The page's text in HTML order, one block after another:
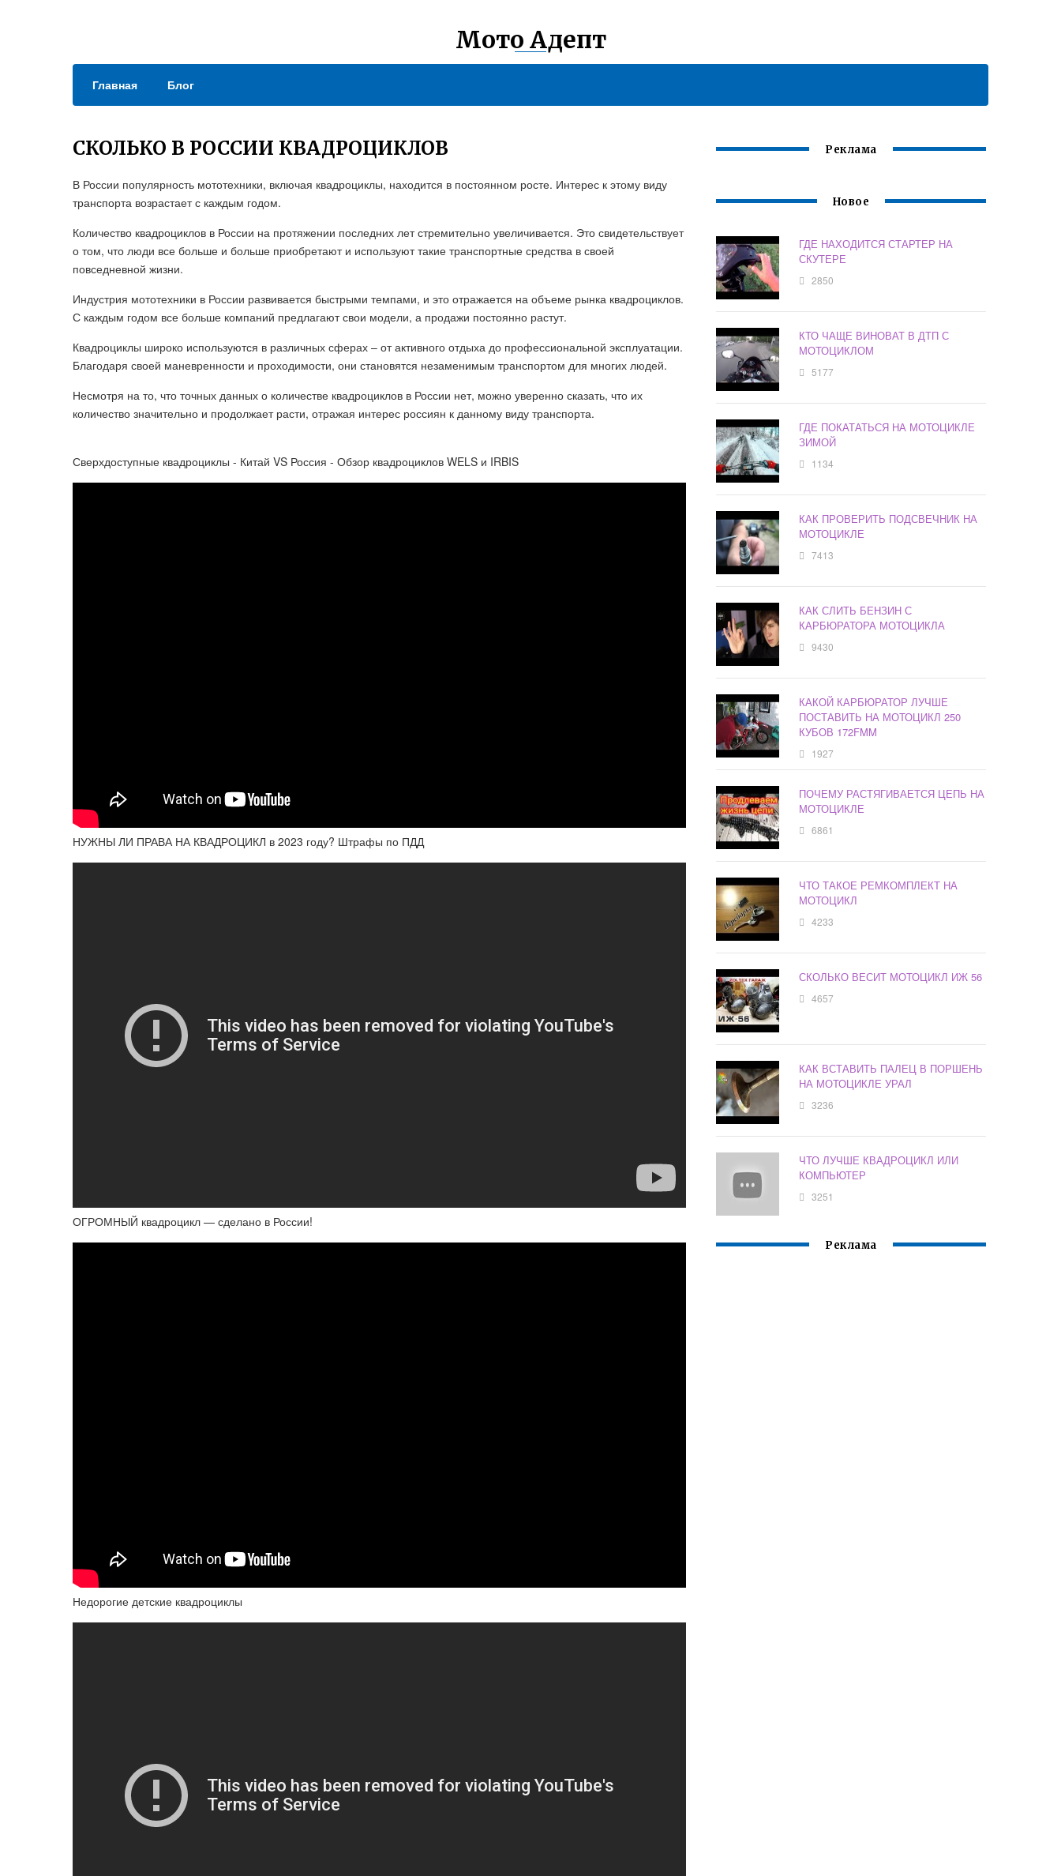
Мото Адепт
Главная Блог
СКОЛЬКО В РОССИИ КВАДРОЦИКЛОВ
В России популярность мототехники, включая квадроциклы, находится в постоянном росте. Интерес к этому виду
транспорта возрастает с каждым годом.
Количество квадроциклов в России на протяжении последних лет стремительно увеличивается. Это свидетельствует
о том, что люди все больше и больше приобретают и используют такие транспортные средства в своей
повседневной жизни.
Индустрия мототехники в России развивается быстрыми темпами, и это отражается на объеме рынка квадроциклов.
С каждым годом все больше компаний предлагают свои модели, а продажи постоянно растут.
Квадроциклы широко используются в различных сферах – от активного отдыха до профессиональной эксплуатации.
Благодаря своей маневренности и проходимости, они становятся незаменимым транспортом для многих людей.
Несмотря на то, что точных данных о количестве квадроциклов в России нет, можно уверенно сказать, что их
количество значительно и продолжает расти, отражая интерес россиян к данному виду транспорта.
Сверхдоступные квадроциклы - Китай VS Россия - Обзор квадроциклов WELS и IRBIS
НУЖНЫ ЛИ ПРАВА НА КВАДРОЦИКЛ в 2023 году? Штрафы по ПДД
ОГРОМНЫЙ квадроцикл — сделано в России!
Недорогие детские квадроциклы
Реклама
Новое
ГДЕ НАХОДИТСЯ СТАРТЕР НА
СКУТЕРЕ
2850
КТО ЧАЩЕ ВИНОВАТ В ДТП С
МОТОЦИКЛОМ
5177
ГДЕ ПОКАТАТЬСЯ НА МОТОЦИКЛЕ
ЗИМОЙ
1134
КАК ПРОВЕРИТЬ ПОДСВЕЧНИК НА
МОТОЦИКЛЕ
7413
КАК СЛИТЬ БЕНЗИН С
КАРБЮРАТОРА МОТОЦИКЛА
9430
КАКОЙ КАРБЮРАТОР ЛУЧШЕ
ПОСТАВИТЬ НА МОТОЦИКЛ 250
КУБОВ 172FMM
1927
ПОЧЕМУ РАСТЯГИВАЕТСЯ ЦЕПЬ НА
МОТОЦИКЛЕ
6861
ЧТО ТАКОЕ РЕМКОМПЛЕКТ НА
МОТОЦИКЛ
4233
СКОЛЬКО ВЕСИТ МОТОЦИКЛ ИЖ 56
4657
КАК ВСТАВИТЬ ПАЛЕЦ В ПОРШЕНЬ
НА МОТОЦИКЛЕ УРАЛ
3236
ЧТО ЛУЧШЕ КВАДРОЦИКЛ ИЛИ
КОМПЬЮТЕР
3251
Реклама